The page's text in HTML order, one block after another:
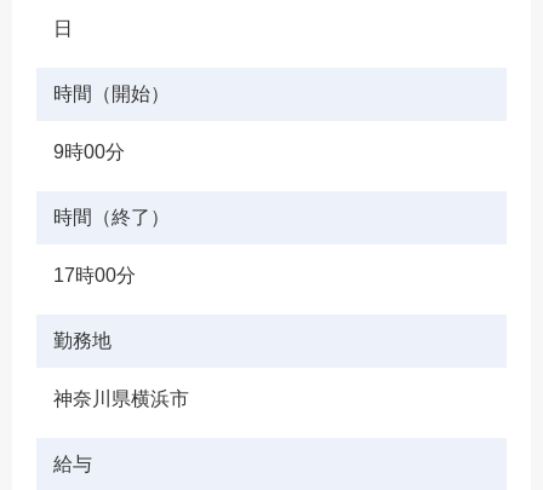
日
時間（開始）
9時00分
時間（終了）
17時00分
勤務地
神奈川県横浜市
給与